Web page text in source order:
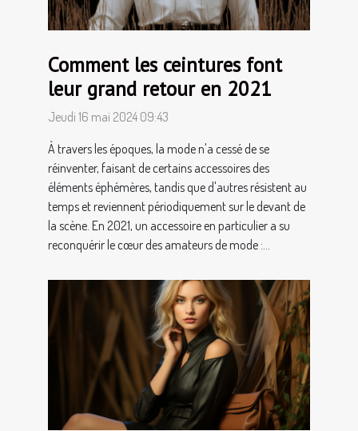
Comment les ceintures font
leur grand retour en 2021
Jeudi 16 mai 2024 09:43
À travers les époques, la mode n'a cessé de se
réinventer, faisant de certains accessoires des
éléments éphémères, tandis que d'autres résistent au
temps et reviennent périodiquement sur le devant de
la scène. En 2021, un accessoire en particulier a su
reconquérir le cœur des amateurs de mode :...